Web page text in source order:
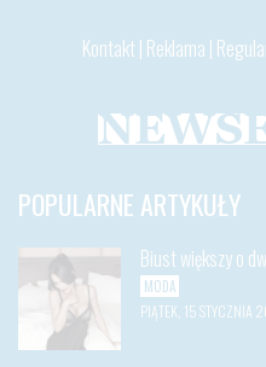
Kontakt | Reklama |
POPULARNE ARTYKUŁY
Biust większy o
MODA
PIĄTEK, 15